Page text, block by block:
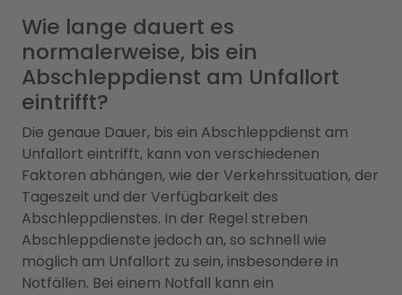
Wie lange dauert es
normalerweise, bis ein
Abschleppdienst am Unfallort
eintrifft?
Die genaue Dauer, bis ein Abschleppdienst am
Unfallort eintrifft, kann von verschiedenen
Faktoren abhängen, wie der Verkehrssituation, der
Tageszeit und der Verfügbarkeit des
Abschleppdienstes. In der Regel streben
Abschleppdienste jedoch an, so schnell wie
möglich am Unfallort zu sein, insbesondere in
Notfällen. Bei einem Notfall kann ein